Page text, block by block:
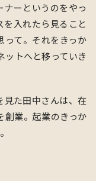
ナーというのをやっ
⼊れたら⾒ること
って。それをきっか
ットへと移っていき
見た田中さんは、在
創業。起業のきっか